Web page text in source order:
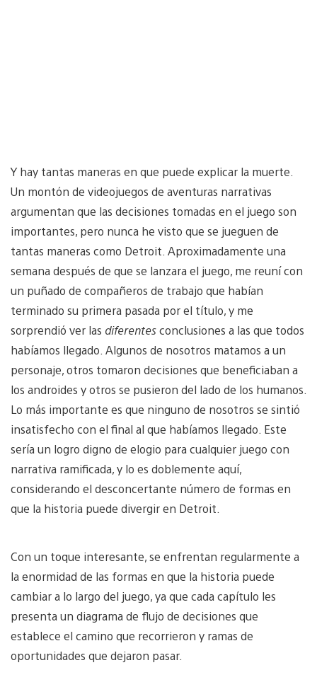
Y hay tantas maneras en que puede explicar la muerte.
Un montón de videojuegos de aventuras narrativas
argumentan que las decisiones tomadas en el juego son
importantes, pero nunca he visto que se jueguen de
tantas maneras como Detroit. Aproximadamente una
semana después de que se lanzara el juego, me reuní con
un puñado de compañeros de trabajo que habían
terminado su primera pasada por el título, y me
sorprendió ver las diferentesconclusiones a las que todos
habíamos llegado. Algunos de nosotros matamos a un
personaje, otros tomaron decisiones que beneficiaban a
los androides y otros se pusieron del lado de los humanos.
Lo más importante es que ninguno de nosotros se sintió
insatisfecho con el final al que habíamos llegado. Este
sería un logro digno de elogio para cualquier juego con
narrativa ramificada, y lo es doblemente aquí,
considerando el desconcertante número de formas en
que la historia puede divergir en Detroit.
Con un toque interesante, se enfrentan regularmente a
la enormidad de las formas en que la historia puede
cambiar a lo largo del juego, ya que cada capítulo les
presenta un diagrama de flujo de decisiones que
establece el camino que recorrieron y ramas de
oportunidades que dejaron pasar.